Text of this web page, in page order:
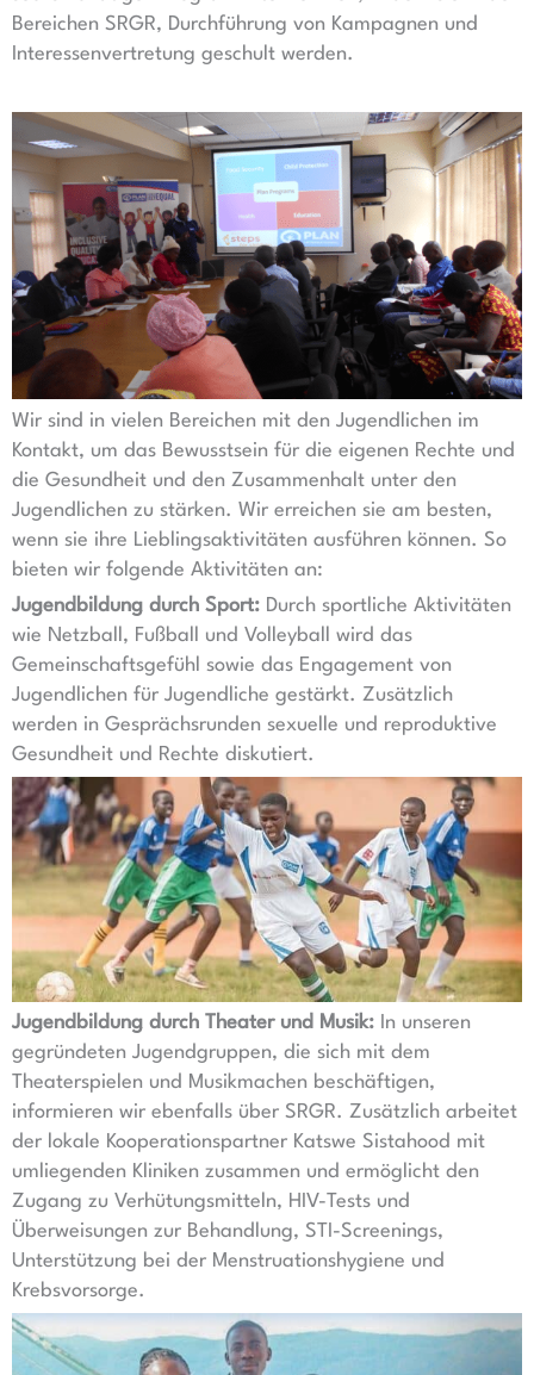
Bereichen SRGR, Durchführung von Kampagnen und
Interessenvertretung geschult werden.
Wir sind in vielen Bereichen mit den Jugendlichen im
Kontakt, um das Bewusstsein für die eigenen Rechte und
die Gesundheit und den Zusammenhalt unter den
Jugendlichen zu stärken. Wir erreichen sie am besten,
wenn sie ihre Lieblingsaktivitäten ausführen können. So
bieten wir folgende Aktivitäten an:
Jugendbildung durch Sport: Durch sportliche Aktivitäten
wie Netzball, Fußball und Volleyball wird das
Gemeinschaftsgefühl sowie das Engagement von
Jugendlichen für Jugendliche gestärkt. Zusätzlich
werden in Gesprächsrunden sexuelle und reproduktive
Gesundheit und Rechte diskutiert.
Jugendbildung durch Theater und Musik: In unseren
gegründeten Jugendgruppen, die sich mit dem
Theaterspielen und Musikmachen beschäftigen,
informieren wir ebenfalls über SRGR. Zusätzlich arbeitet
der lokale Kooperationspartner Katswe Sistahood mit
umliegenden Kliniken zusammen und ermöglicht den
Zugang zu Verhütungsmitteln, HIV-Tests und
Überweisungen zur Behandlung, STI-Screenings,
Unterstützung bei der Menstruationshygiene und
Krebsvorsorge.